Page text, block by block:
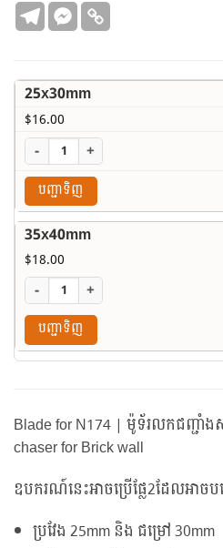
25x30mm
$16.00
- +
បញ្ជាទិញ
35x40mm
$18.00
- +
បញ្ជាទិញ
Blade for N174 | ម៉ូទ័រលកជញ្ជាំង
chaser for Brick wall
ឧបករណ៍នេះអាចប្រើផ្លែ2ដែលអាចប
ប្រវែង 25mm និង ជម្រៅ 30mm